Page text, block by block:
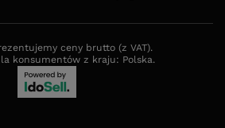
ceny brutto (z VAT).
konsumentów z kraju: Polska.